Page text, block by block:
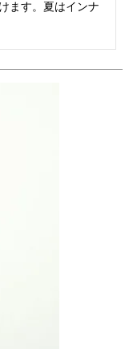
ます。夏はインナ